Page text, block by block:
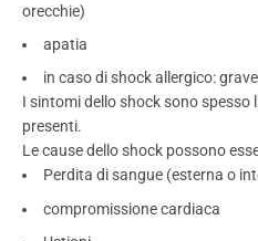
orecchie)
apatia
in caso di shock allergico:
I sintomi dello shock sono spesso
presenti.
Le cause dello shock possono
Perdita di sangue (esterna o
compromissione cardiaca